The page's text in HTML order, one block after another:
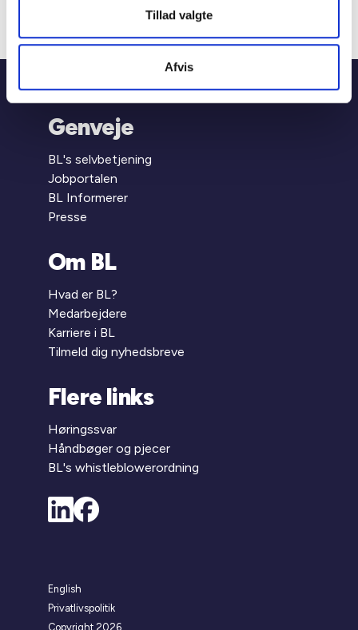
Tillad valgte
Afvis
Genveje
BL's selvbetjening
Jobportalen
BL Informerer
Presse
Om BL
Hvad er BL?
Medarbejdere
Karriere i BL
Tilmeld dig nyhedsbreve
Flere links
Høringssvar
Håndbøger og pjecer
BL's whistleblowerordning
English
Privatlivspolitik
Copyright 2026